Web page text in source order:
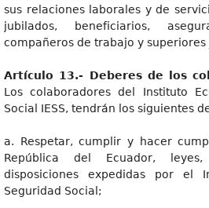
sus relaciones laborales y de
jubilados, beneficiarios,
compañeros de trabajo y superiores
Artículo 13.- Deberes de los
Los colaboradores del Instituto
Social IESS, tendrán los siguientes
a. Respetar, cumplir y hacer
República del Ecuador,
disposiciones expedidas por el
Seguridad Social;